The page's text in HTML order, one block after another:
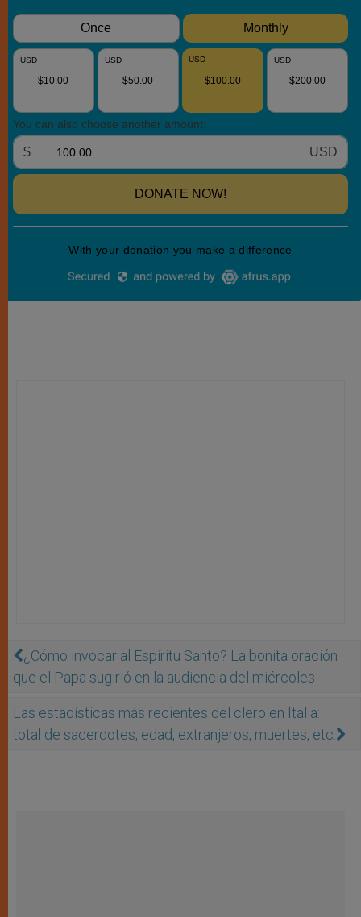
¿Cómo invocar al Espíritu Santo? La bonita oración
que el Papa sugirió en la audiencia del miércoles
Las estadísticas más recientes del clero en Italia:
total de sacerdotes, edad, extranjeros, muertes, etc.